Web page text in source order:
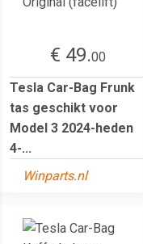
€ 49.00
Tesla Car-Bag Frunk
tas geschikt voor
Model 3 2024-heden
4-...
Winparts.nl